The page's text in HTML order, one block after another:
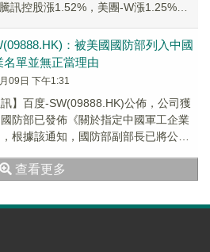
訊控股漲1.52%，美團-W漲1.25%，
：被美國國防部列入中國
名單並無正當理由
09日 下午1:31
訊】百度-SW(09888.HK)公佈，公司獲
防部已發佈《關於指定中國軍工企業
根據該通知，國防部副部長已將公司
查看更多